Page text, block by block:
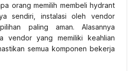
orang memilih membeli hydrant
sendiri, instalasi oleh vendor
paling aman. Alasannya
vendor yang memiliki keahlian
semua komponen bekerja